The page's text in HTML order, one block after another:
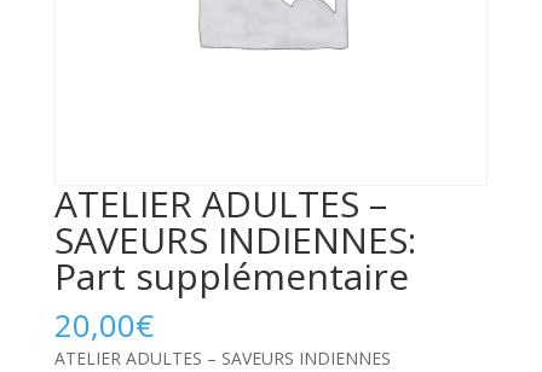
ATELIER ADULTES –
SAVEURS INDIENNES:
Part supplémentaire
20,00€
ATELIER ADULTES – SAVEURS INDIENNES